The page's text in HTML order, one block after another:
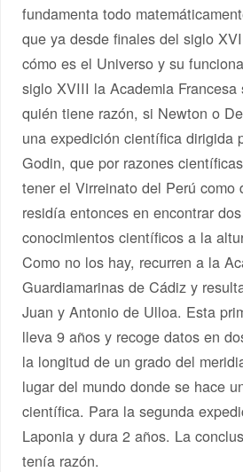
fundamenta todo
que ya desde finales del siglo
cómo es el Universo y su
siglo XVIII la Academia
quién tiene razón, si Newton o
una expedición científica dirigida
Godin, que por razones
tener el Virreinato del Perú como
residía entonces en encontrar
conocimientos científicos a la
Como no los hay, recurren a la
Guardiamarinas de Cádiz y
Juan y Antonio de Ulloa. Esta
lleva 9 años y recoge datos en
la longitud de un grado del
lugar del mundo donde se hace
científica. Para la segunda
Laponia y dura 2 años. La
tenía razón.